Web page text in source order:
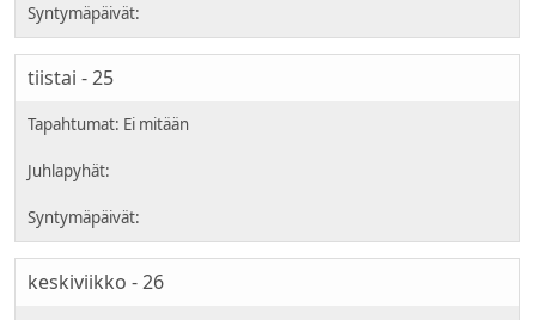
tiistai - 25
keskiviikko - 26